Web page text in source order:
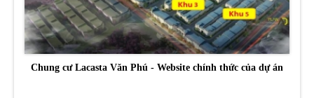
Chung cư Lacasta Văn Phú - Website chính thức của dự án